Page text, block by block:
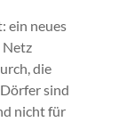
ein neues
Netz
die
sind
nicht für